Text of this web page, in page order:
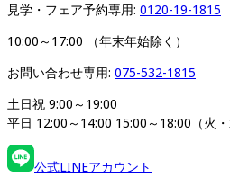
見学・フェア予約専用: 0120-19-1815
10:00～17:00 （年末年始除く）
お問い合わせ専用: 075-532-1815
土日祝 9:00～19:00
平日 12:00～14:00 15:00～18:00（火
公式LINEアカウント